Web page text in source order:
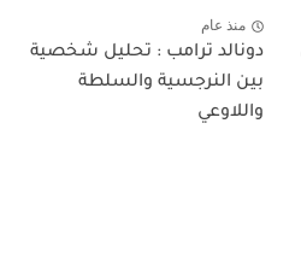
منذ عام
دونالد ترامب : تحليل شخصية
بين النرجسية والسلطة
واللاوعي